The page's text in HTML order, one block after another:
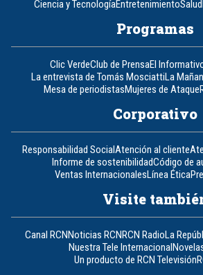
Ciencia y TecnologíaEntretenimientoSalud
Programas
Clic VerdeClub de PrensaEl
La entrevista de Tomás MosciattiLa
Mesa de periodistasMujeres de Ataque
Corporativo
Responsabilidad SocialAtención al cliente
Informe de sostenibilidadCódigo de
Ventas InternacionalesLínea Ética
Visite
Canal RCNNoticias RCNRCN RadioLa
Nuestra Tele Internacional
Un producto de RCN Televisión